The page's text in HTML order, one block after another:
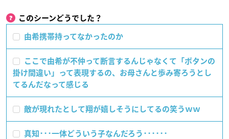
このシーンどうでした？
由希携帯持ってなかったのか
ここで由希が不仲って断言するんじゃなくて「ボタンの
掛け間違い」って表現するの、お母さんと歩み寄ろうとし
てるんだなって感じる
敵が現れたとして翔が嬉しそうにしてるの笑うｗｗ
真知･･･一体どういう子なんだろう･･････